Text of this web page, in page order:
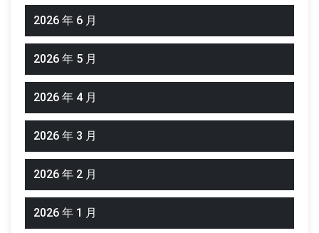
2026 年 6 月
2026 年 5 月
2026 年 4 月
2026 年 3 月
2026 年 2 月
2026 年 1 月